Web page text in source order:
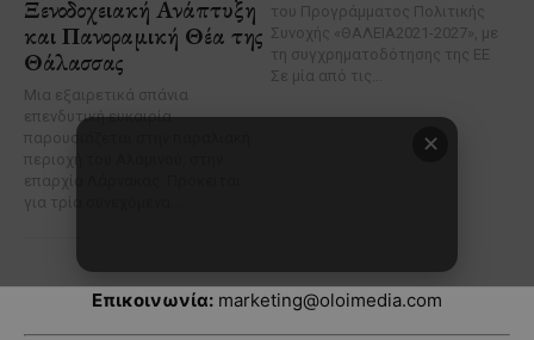
Επικοινωνία: marketing@oloimedia.com